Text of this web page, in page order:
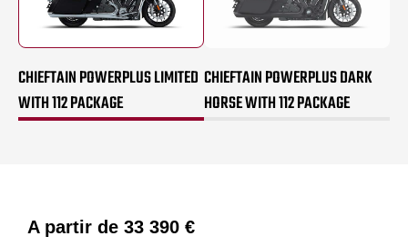
CHIEFTAIN POWERPLUS LIMITED
WITH 112 PACKAGE
CHIEFTAIN POWERPLUS DARK
HORSE WITH 112 PACKAGE
A partir de 33 390 €